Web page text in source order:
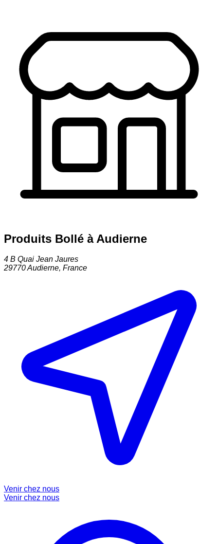
Produits Bollé à Audierne
4 B Quai Jean Jaures
29770Audierne, France
Venir chez nous
Venir chez nous